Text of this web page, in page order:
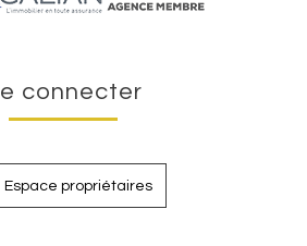
Se connecter
Espace propriétaires